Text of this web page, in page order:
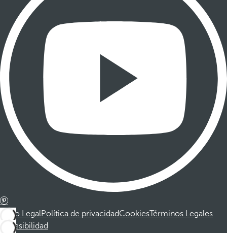
Aviso LegalPolítica de privacidadCookiesTérminos Legales
Accesibilidad